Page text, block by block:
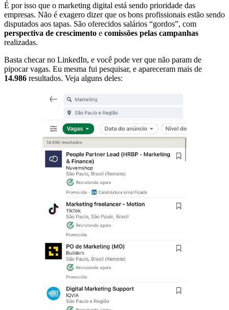
É por isso que o marketing digital está sendo prioridade das
empresas. Não é exagero dizer que os bons profissionais estão sendo
disputados aos tapas. São oferecidos salários “gordos”, com
perspectiva de crescimento e comissões pelas campanhas
realizadas.
Basta checar no LinkedIn, e você pode ver que não param de
pipocar vagas. Eu mesma fui pesquisar, e apareceram mais de
14.986 resultados. Veja alguns deles: